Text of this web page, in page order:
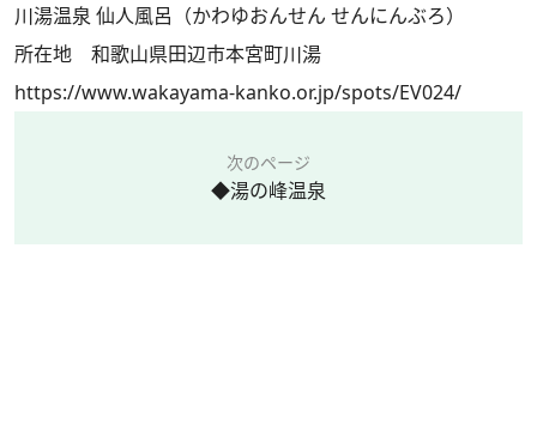
川湯温泉 仙人風呂（かわゆおんせん せんにんぶろ）
所在地 和歌山県田辺市本宮町川湯
https://www.wakayama-kanko.or.jp/spots/EV024/
次のページ
◆湯の峰温泉